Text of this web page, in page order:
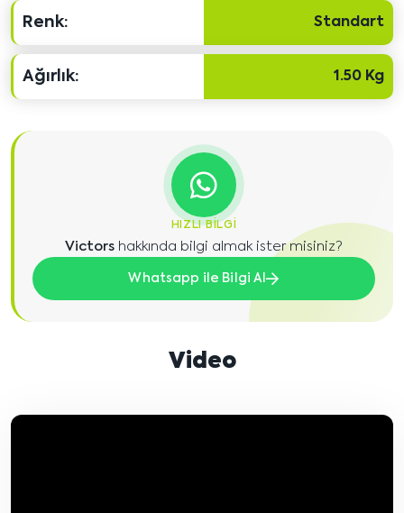
Renk: Standart
Ağırlık: 1.50 Kg
HIZLI BILGI
Victors hakkında bilgi almak ister misiniz?
Whatsapp ile Bilgi Al
Video